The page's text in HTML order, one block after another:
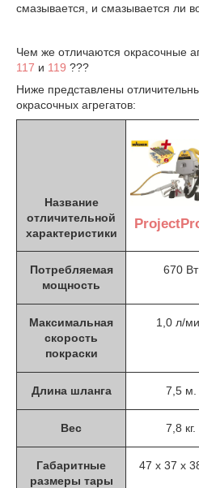
смазывается, и смазывается ли
Чем же отличаются окрасочные
117 и 119 ???
Ниже представлены
окрасочных агрегатов:
Название
отличительной
характеристики
Потребляемая
мощность
670 Вт
Максимальная
скорость
покраски
1,0 л/
Длина шланга 7,5 м.
Вес 7,8 кг.
Габаритные
размеры тары
47 х 37 х